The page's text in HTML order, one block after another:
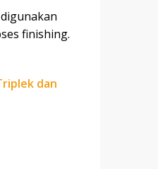
finishing.
dan